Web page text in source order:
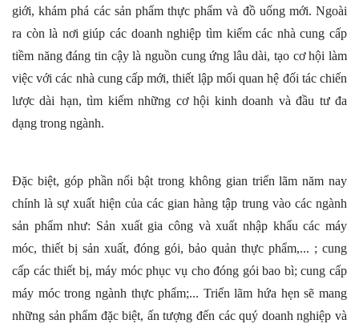
giới, khám phá các sản phẩm thực phẩm và đồ uống mới. Ngoài
ra còn là nơi giúp các doanh nghiệp tìm kiếm các nhà cung cấp
tiềm năng đáng tin cậy là nguồn cung ứng lâu dài, tạo cơ hội làm
việc với các nhà cung cấp mới, thiết lập mối quan hệ đối tác chiến
lược dài hạn, tìm kiếm những cơ hội kinh doanh và đầu tư đa
dạng trong ngành.
Đặc biệt, góp phần nổi bật trong không gian triển lãm năm nay
chính là sự xuất hiện của các gian hàng tập trung vào các ngành
sản phẩm như: Sản xuất gia công và xuất nhập khẩu các máy
móc, thiết bị sản xuất, đóng gói, bảo quản thực phẩm,... ; cung
cấp các thiết bị, máy móc phục vụ cho đóng gói bao bì; cung cấp
máy móc trong ngành thực phẩm;... Triển lãm hứa hẹn sẽ mang
những sản phẩm đặc biệt, ấn tượng đến các quý doanh nghiệp và